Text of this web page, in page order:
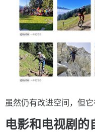
虽然仍有改进空间，但
电影和电视剧的